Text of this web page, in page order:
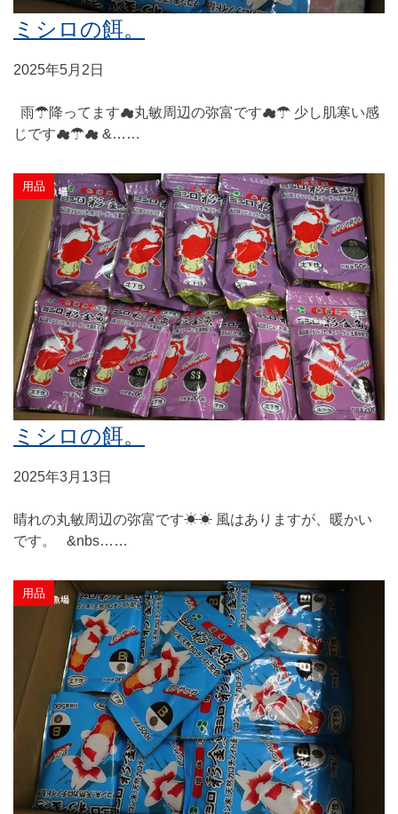
ミシロの餌。
2025年5月2日
雨☂降ってます☁丸敏周辺の弥富です☁☂ 少し肌寒い感
じです☁☂☁ &……
用品
ミシロの餌。
2025年3月13日
晴れの丸敏周辺の弥富です☀☀ 風はありますが、暖かい
です。 &nbs……
用品